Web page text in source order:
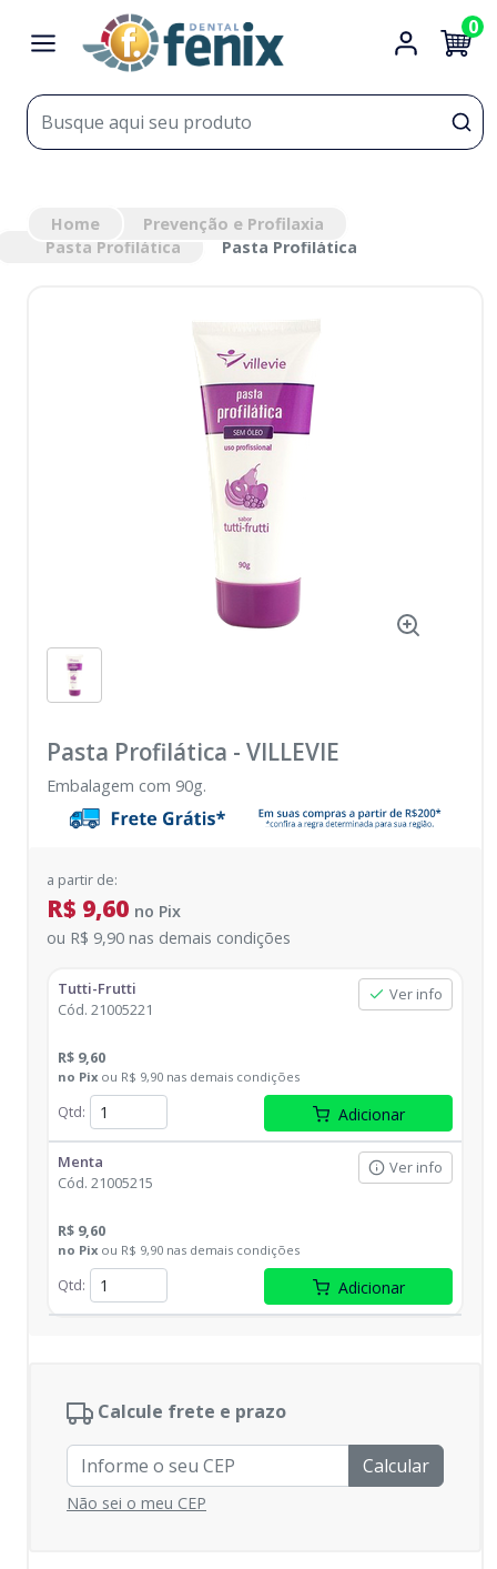
0
Home
Prevenção e Profilaxia
Pasta Profilática
Pasta Profilática
Pasta Profilática - VILLEVIE
Embalagem com 90g.
a partir de:
R$ 9,60 no Pix
ou R$ 9,90 nas demais condições
Tutti-Frutti
Cód. 21005221
Ver info
R$ 9,60
no Pix ou R$ 9,90 nas demais condições
Qtd: Adicionar
Menta
Cód. 21005215
Ver info
R$ 9,60
no Pix ou R$ 9,90 nas demais condições
Qtd: Adicionar
Calcule frete e prazo
Calcular
Não sei o meu CEP